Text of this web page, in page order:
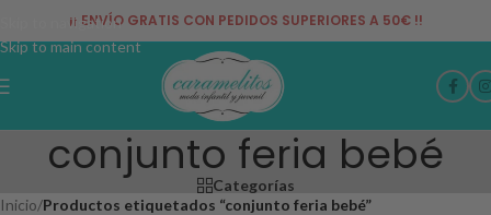
Skip to navigation
Skip to main content
¡¡ ENVÍO GRATIS CON PEDIDOS SUPERIORES A 50€ !!
conjunto feria bebé
Categorías
Inicio/Productos etiquetados “conjunto feria bebé”